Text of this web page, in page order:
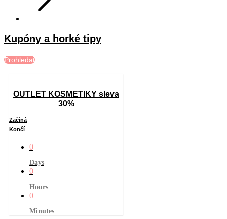
Kupóny a horké tipy
Prohledat
OUTLET KOSMETIKY sleva
30%
Začíná
Končí
0
Days
0
Hours
0
Minutes